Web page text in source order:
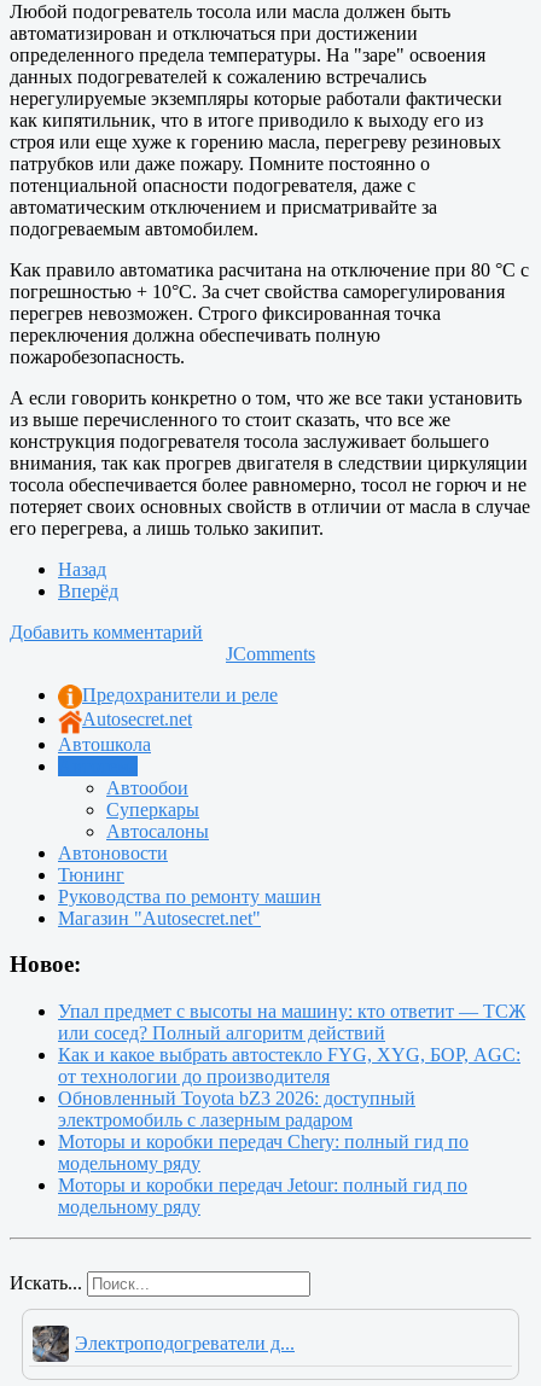
Любой подогреватель тосола или масла должен быть
автоматизирован и отключаться при достижении
определенного предела температуры. На "заре" освоения
данных подогревателей к сожалению встречались
нерегулируемые экземпляры которые работали фактически
как кипятильник, что в итоге приводило к выходу его из
строя или еще хуже к горению масла, перегреву резиновых
патрубков или даже пожару. Помните постоянно о
потенциальной опасности подогревателя, даже с
автоматическим отключением и присматривайте за
подогреваемым автомобилем.
Как правило автоматика расчитана на отключение при 80 °С с
погрешностью + 10°С. За счет свойства саморегулирования
перегрев невозможен. Строго фиксированная точка
переключения должна обеспечивать полную
пожаробезопасность.
А если говорить конкретно о том, что же все таки установить
из выше перечисленного то стоит сказать, что все же
конструкция подогревателя тосола заслуживает большего
внимания, так как прогрев двигателя в следствии циркуляции
тосола обеспечивается более равномерно, тосол не горюч и не
потеряет своих основных свойств в отличии от масла в случае
его перегрева, а лишь только закипит.
Назад
Вперёд
Добавить комментарий
JComments
Предохранители и реле
Autosecret.net
Автошкола
Автообои
Суперкары
Автосалоны
Автоновости
Тюнинг
Руководства по ремонту машин
Магазин "Autosecret.net"
Новое:
Упал предмет с высоты на машину: кто ответит — ТСЖ
или сосед? Полный алгоритм действий
Как и какое выбрать автостекло FYG, XYG, БОР, AGC:
от технологии до производителя
Обновленный Toyota bZ3 2026: доступный
электромобиль с лазерным радаром
Моторы и коробки передач Chery: полный гид по
модельному ряду
Моторы и коробки передач Jetour: полный гид по
модельному ряду
Искать...
Электроподогреватели д...